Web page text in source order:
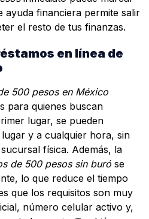
ayuda financiera permite salir
el resto de tus finanzas.
en línea de
500 pesos en México
para quienes buscan
lugar, se pueden
y a cualquier hora, sin
física. Además, la
de 500 pesos sin buró se
lo que reduce el tiempo
que los requisitos son muy
número celular activo y,